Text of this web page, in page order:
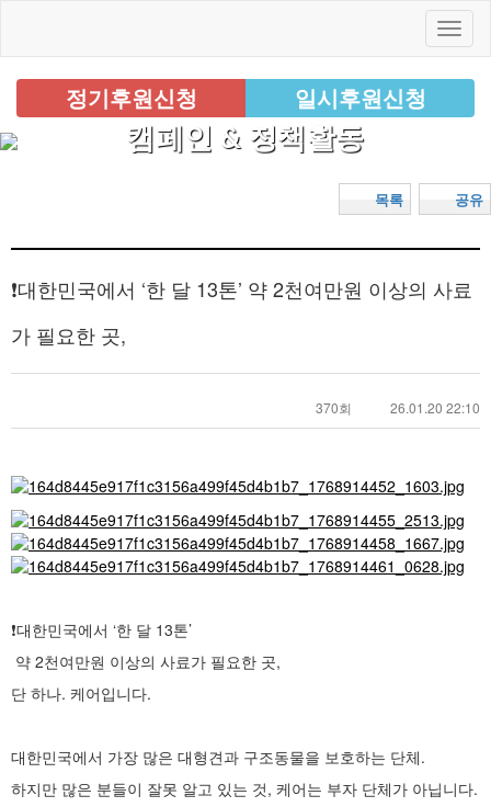
정기후원신청 일시후원신청
캠페인 & 정책활동
공유
목록
❗️대한민국에서 ‘한 달 13톤’ 약 2천여만원 이상의 사료
가 필요한 곳,
370회 26.01.20 22:10
❗️대한민국에서 ‘한 달 13톤’
약 2천여만원 이상의 사료가 필요한 곳,
단 하나. 케어입니다.
대한민국에서 가장 많은 대형견과 구조동물을 보호하는 단체.
하지만 많은 분들이 잘못 알고 있는 것, 케어는 부자 단체가 아닙니다.